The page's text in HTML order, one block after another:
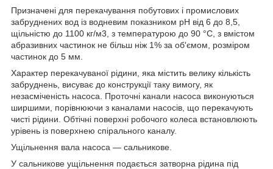
Призначені для перекачування побутових і промислових
забруднених вод із водневим показником pH від 6 до 8,5,
щільністю до 1100 кг/м3, з температурою до 90 °C, з вмістом
абразивних частинок не більш ніж 1% за об'ємом, розміром
частинок до 5 мм.
Характер перекачуваної рідини, яка містить велику кількість
забруднень, висуває до конструкції таку вимогу, як
незасміченість насоса. Проточні канали насоса виконуються
ширшими, порівнюючи з каналами насосів, що перекачують
чисті рідини. Обтічні поверхні робочого колеса встановлюють
урівень із поверхнею спірального каналу.
Ущільнення вала насоса — сальникове.
У сальникове ущільнення подається затворна рідина під